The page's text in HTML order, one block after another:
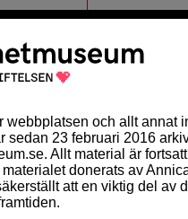
ska
sidor -
alla vet
om
numera
ned.
jag.
- Lär dig vad
Sön
Mån Ons
1
2 3 4
8
9 10 11
15
16 17 18
22
23 24 25
29
30